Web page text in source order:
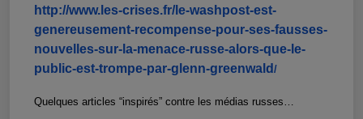
http://www.les-crises.fr/le-washpost-est-
genereusement-recompense-pour-ses-fausses-
nouvell es-sur-la-menace-russe-alors-que-le-
public-est-trompe-par-gl enn-greenwald /
Quelques articles “inspirés” contre les médias russes…